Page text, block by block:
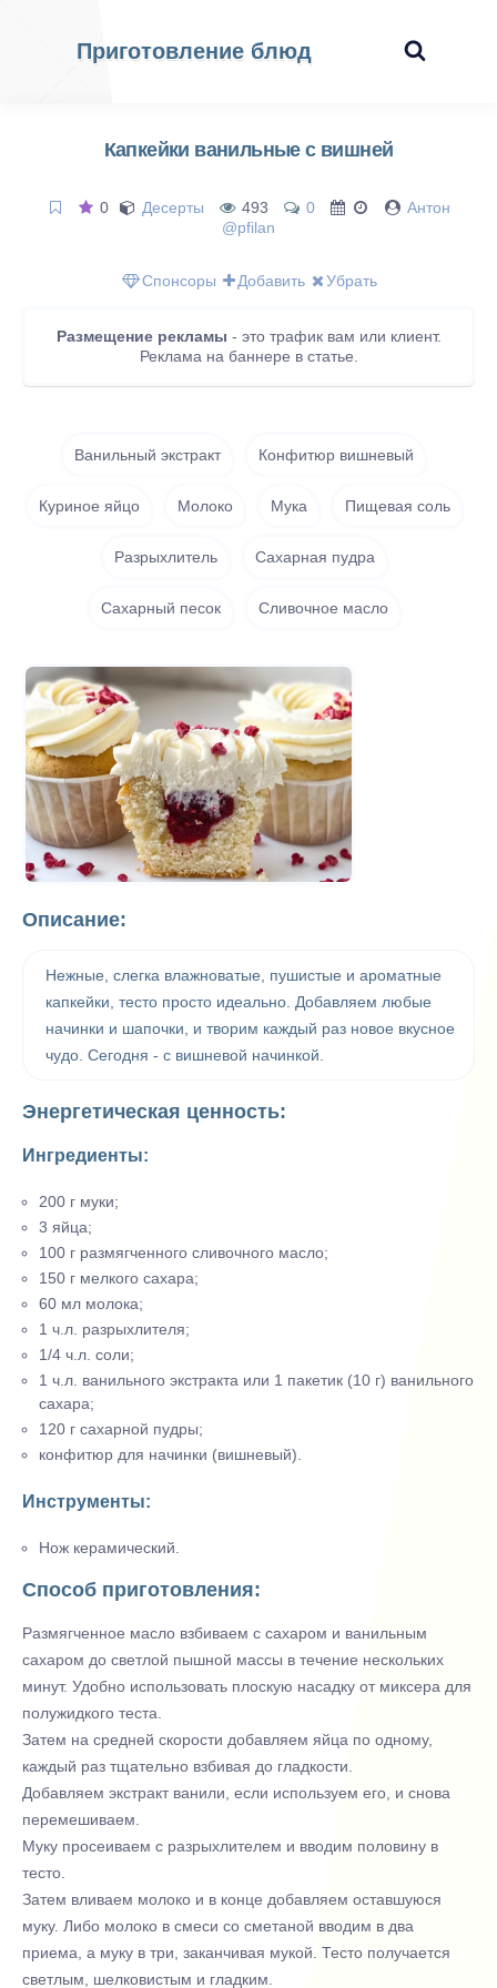
Приготовление блюд
Капкейки ванильные с вишней
0 Десерты 493 0
Антон
@pfilan
Спонсоры Добавить Убрать
Размещение рекламы - это трафик вам или клиент.
Реклама на баннере в статье.
Ванильный экстракт Конфитюр вишневый
Куриное яйцо Молоко Мука Пищевая соль
Разрыхлитель Сахарная пудра
Сахарный песок Сливочное масло
Описание:
Нежные, слегка влажноватые, пушистые и ароматные
капкейки, тесто просто идеально. Добавляем любые
начинки и шапочки, и творим каждый раз новое вкусное
чудо. Сегодня - с вишневой начинкой.
Энергетическая ценность:
Ингредиенты:
200 г муки;
3 яйца;
100 г размягченного сливочного масло;
150 г мелкого сахара;
60 мл молока;
1 ч.л. разрыхлителя;
1/4 ч.л. соли;
1 ч.л. ванильного экстракта или 1 пакетик (10 г) ванильного
сахара;
120 г сахарной пудры;
конфитюр для начинки (вишневый).
Инструменты:
Нож керамический.
Способ приготовления:
Размягченное масло взбиваем с сахаром и ванильным
сахаром до светлой пышной массы в течение нескольких
минут. Удобно использовать плоскую насадку от миксера для
полужидкого теста.
Затем на средней скорости добавляем яйца по одному,
каждый раз тщательно взбивая до гладкости.
Добавляем экстракт ванили, если используем его, и снова
перемешиваем.
Муку просеиваем с разрыхлителем и вводим половину в
тесто.
Затем вливаем молоко и в конце добавляем оставшуюся
муку. Либо молоко в смеси со сметаной вводим в два
приема, а муку в три, заканчивая мукой. Тесто получается
светлым, шелковистым и гладким.